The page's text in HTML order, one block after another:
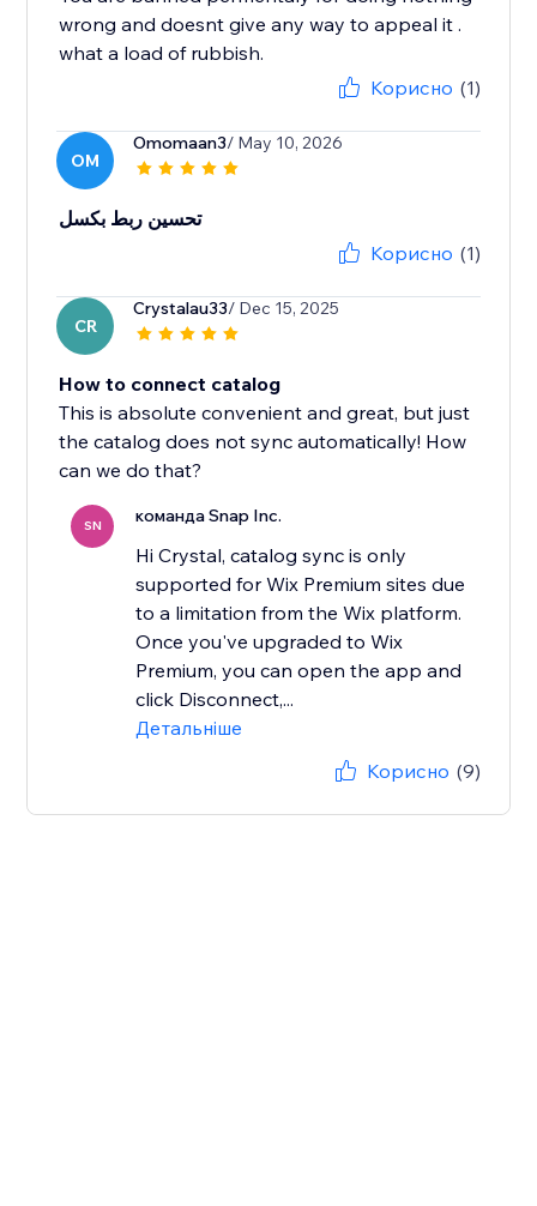
wrong and doesnt give any way to appeal it .
what a load of rubbish.
Корисно (1)
OM
Omomaan3/ May 10, 2026
تحسين ربط بكسل
Корисно (1)
CR
Crystalau33/ Dec 15, 2025
How to connect catalog
This is absolute convenient and great, but just
the catalog does not sync automatically! How
can we do that?
SN команда Snap Inc.
Hi Crystal, catalog sync is only
supported for Wix Premium sites due
to a limitation from the Wix platform.
Once you've upgraded to Wix
Premium, you can open the app and
click Disconnect,...
Детальніше
Корисно (9)